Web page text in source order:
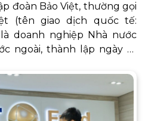
đoàn Bảo Việt, thường gọi
(tên giao dịch quốc tế:
doanh nghiệp Nhà nước
ngoài, thành lập ngày 17
hiểm Việt Nam, đi vào hoạt
1 năm 1965; có trụ sở tại Hà
nhánh và công ty thành